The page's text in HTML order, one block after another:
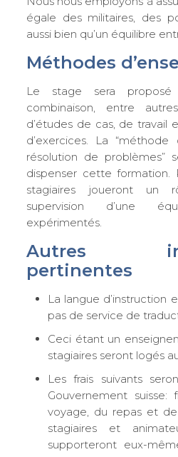
égale des militaires, des
aussi bien qu’un équilibre
Méthodes
Le stage sera proposé
combinaison, entre
d’études de cas, de travail
d’exercices. La “méthode
résolution de problèmes”
dispenser cette formation.
stagiaires joueront un
supervision d’une
expérimentés.
Autres
pertinentes
La langue d’instruction
pas de service de
Ceci étant un
stagiaires seront logés
Les frais suivants
Gouvernement suisse:
voyage, du repas et
stagiaires et
supporteront eux-